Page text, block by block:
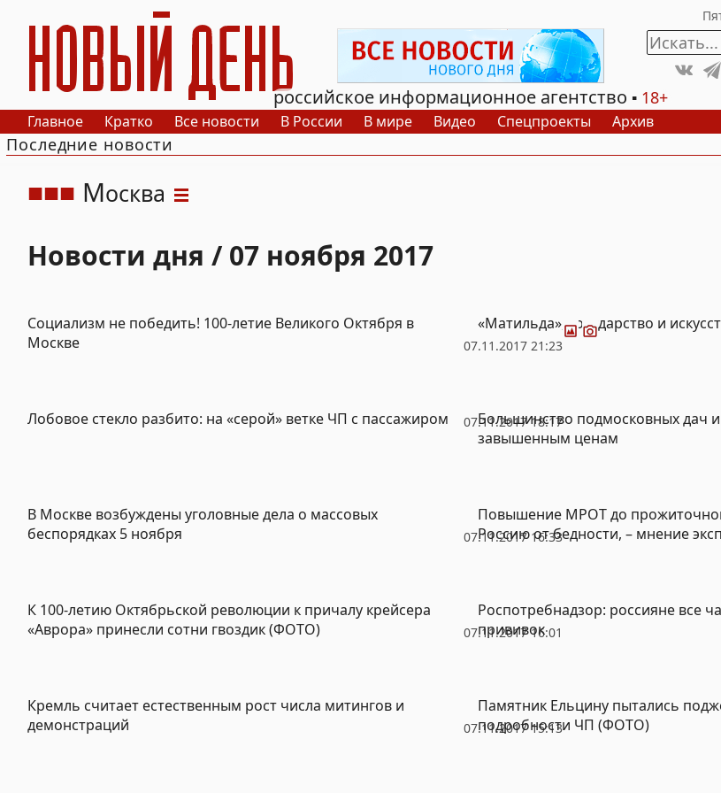
РИА Новый День
российское информационное агентство
18+
Главное Кратко Все новости В России В мире Видео Спецпроекты Архив
Последние новости
Москва
Новости дня / 07 ноября 2017
07.11.2017 21:23
Социализм не победить! 100-летие Великого Октября в
Москве
ФотоВидео
«Матильда», государство и
07.11.2017 18:17
Лобовое стекло разбито: на «серой» ветке ЧП с пассажиром
Большинство подмосковных дач
завышенным ценам
07.11.2017 16:33
В Москве возбуждены уголовные дела о массовых
беспорядках 5 ноября
Повышение МРОТ до
Россию от бедности, – мнение
07.11.2017 16:01
К 100-летию Октябрьской революции к причалу крейсера
«Аврора» принесли сотни гвоздик (ФОТО)
Роспотребнадзор: россияне все
прививок
07.11.2017 15:13
Кремль считает естественным рост числа митингов и
демонстраций
Памятник Ельцину пытались
подробности ЧП (ФОТО)